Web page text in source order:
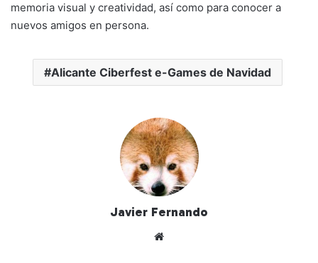
memoria visual y creatividad, así como para conocer a
nuevos amigos en persona.
Alicante Ciberfest e-Games de Navidad
Javier Fernando